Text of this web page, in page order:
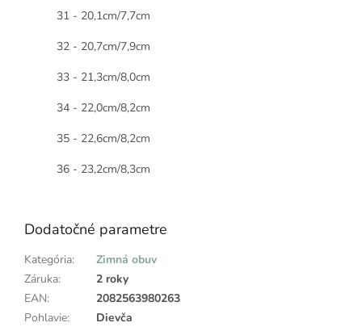
31 - 20,1cm/7,7cm
32 - 20,7cm/7,9cm
33 - 21,3cm/8,0cm
34 - 22,0cm/8,2cm
35 - 22,6cm/8,2cm
36 - 23,2cm/8,3cm
Dodatočné parametre
Kategória:
Zimná obuv
Záruka:
2 roky
EAN:
2082563980263
Pohlavie:
Dievča